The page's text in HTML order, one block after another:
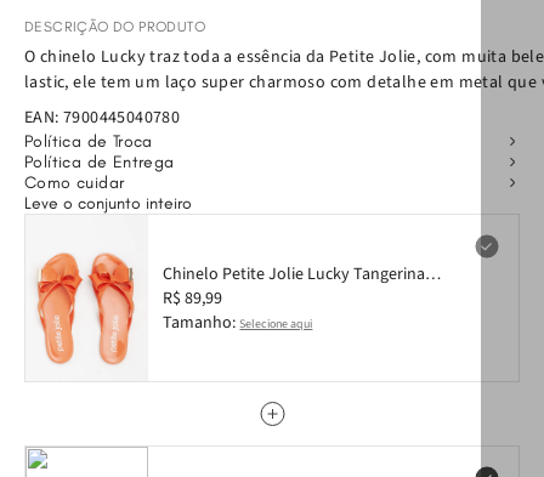
DESCRIÇÃO DO PRODUTO
O chinelo Lucky traz toda a essência da Petite Jolie, com muita
lastic, ele tem um laço super charmoso com detalhe em metal
EAN: 7900445040780
Política de Troca
Política de Entrega
Como cuidar
Leve o conjunto inteiro
Chinelo Petite Jolie Lucky Tangerina
PJ4533 33
R$ 89,99
Tamanho: Selecione aqui